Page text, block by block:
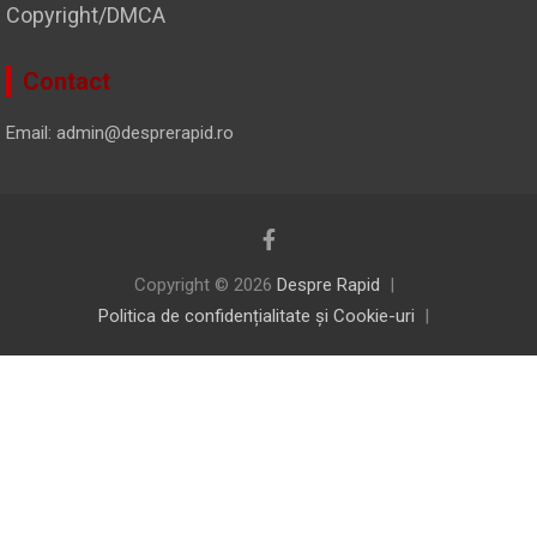
Copyright/DMCA
Contact
Email: admin@desprerapid.ro
Copyright © 2026 Despre Rapid
Politica de confidențialitate și Cookie-uri